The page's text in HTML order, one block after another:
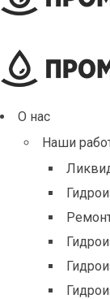
О нас
Наши